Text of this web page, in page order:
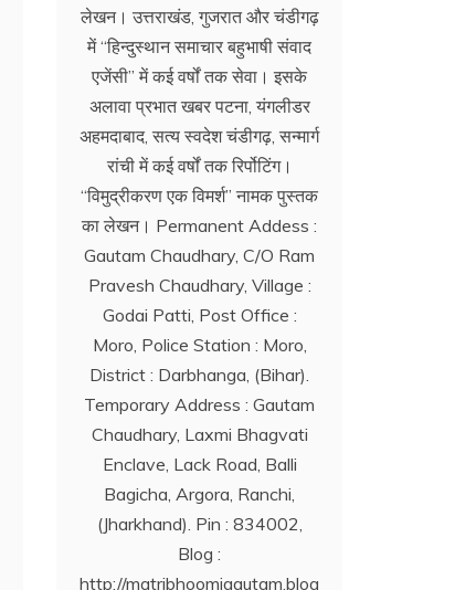
लेखन। उत्तराखंड, गुजरात और चंडीगढ़
में ‘‘हिन्दुस्थान समाचार बहुभाषी संवाद
एजेंसी’’ में कई वर्षों तक सेवा। इसके
अलावा प्रभात खबर पटना, यंगलीडर
अहमदाबाद, सत्य स्वदेश चंडीगढ़, सन्मार्ग
रांची में कई वर्षों तक रिर्पोटिंग।
‘‘विमुद्रीकरण एक विमर्श’’ नामक पुस्तक
का लेखन। Permanent Addess :
Gautam Chaudhary, C/O Ram
Pravesh Chaudhary, Village :
Godai Patti, Post Office :
Moro, Police Station : Moro,
District : Darbhanga, (Bihar).
Temporary Address : Gautam
Chaudhary, Laxmi Bhagvati
Enclave, Lack Road, Balli
Bagicha, Argora, Ranchi,
(Jharkhand). Pin : 834002,
Blog :
http://matribhoomigautam.blog